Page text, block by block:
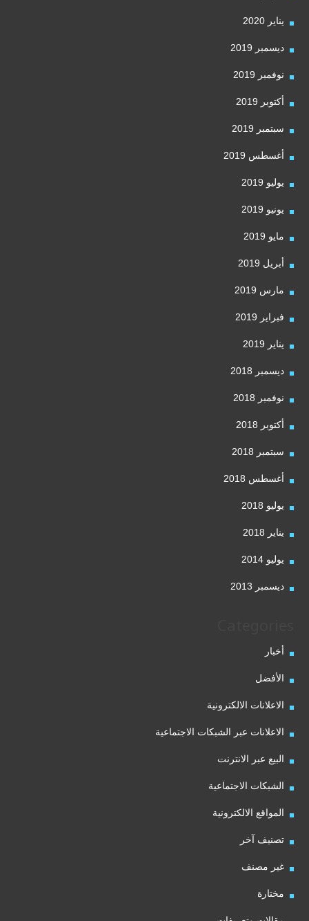
يناير 2020
ديسمبر 2019
نوفمبر 2019
أكتوبر 2019
سبتمبر 2019
أغسطس 2019
يوليو 2019
يونيو 2019
مايو 2019
أبريل 2019
مارس 2019
فبراير 2019
يناير 2019
ديسمبر 2018
نوفمبر 2018
أكتوبر 2018
سبتمبر 2018
أغسطس 2018
يوليو 2018
يناير 2018
يوليو 2014
ديسمبر 2013
أخبار
الأفضل
الاعلانات الالكترونية
الاعلانات عبر الشبكات الاجتماعية
البيع عبر الانترنت
الشبكات الاجتماعية
المواقع الالكترونية
تصنيف آخر
غير مصنف
مختارة